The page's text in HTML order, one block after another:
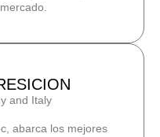
and Italy
abarca los mejores